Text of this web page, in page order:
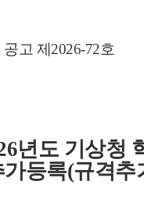
고 제2026-72호
년도 기상청
가등록(규격추